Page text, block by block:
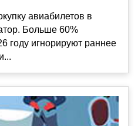
авиабилетов в
Больше 60%
году игнорируют раннее